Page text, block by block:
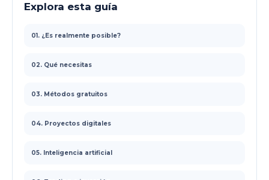
Explora esta guía
01. ¿Es realmente posible?
02. Qué necesitas
03. Métodos gratuitos
04. Proyectos digitales
05. Inteligencia artificial